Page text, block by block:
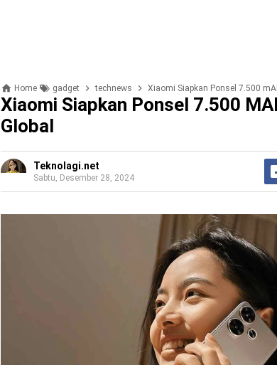
Home gadget technews Xiaomi Siapkan Ponsel 7.500
Xiaomi Siapkan Ponsel 7.500
Global
Teknolagi.net
Sabtu, Desember 28, 2024